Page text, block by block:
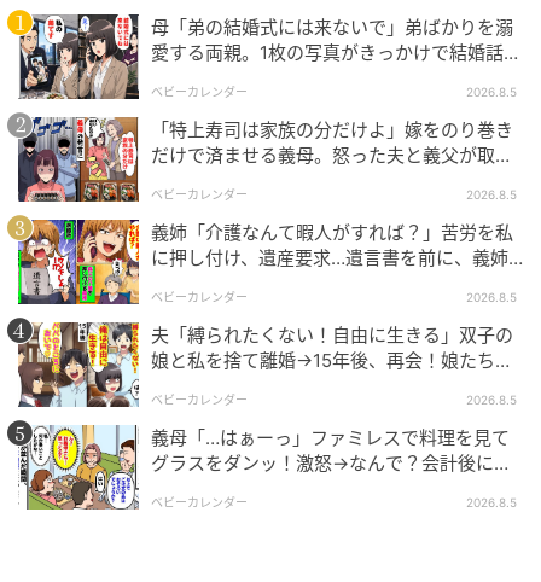
母「弟の結婚式には来ないで」弟ばかりを溺
愛する両親。1枚の写真がきっかけで結婚話が
ベビーカレンダー 2026.8.5
「特上寿司は家族の分だけよ」嫁をのり巻き
だけで済ませる義母。怒った夫と義父が取っ
ベビーカレンダー 2026.8.5
義姉「介護なんて暇人がすれば？」苦労を私
に押し付け、遺産要求…遺言書を前に、義姉
ベビーカレンダー 2026.8.5
夫「縛られたくない！自由に生きる」双子の
娘と私を捨て離婚→15年後、再会！娘たち
ベビーカレンダー 2026.8.5
義母「…はぁーっ」ファミレスで料理を見て
グラスをダンッ！激怒→なんで？会計後に知
ベビーカレンダー 2026.8.5